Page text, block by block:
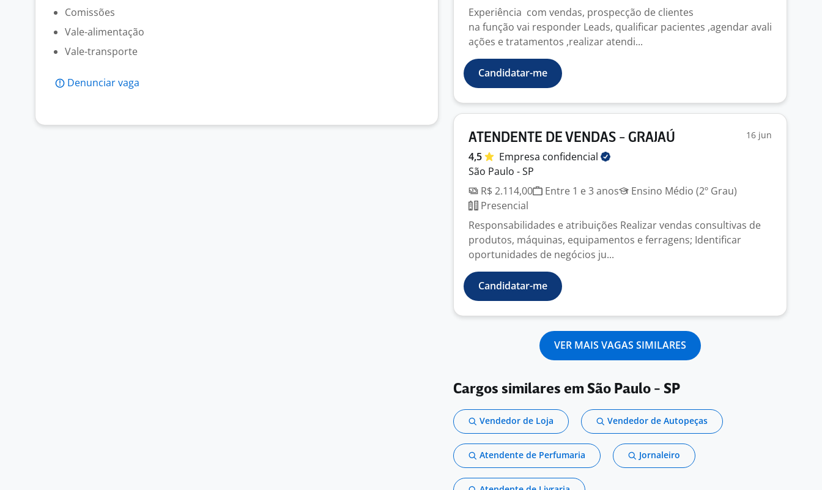
Comissões
Vale-alimentação
Vale-transporte
Denunciar vaga
Experiência com vendas, prospecção de clientes
na função vai responder Leads, qualificar pacientes ,agendar avali
ações e tratamentos ,realizar atendi...
Candidatar-me
ATENDENTE DE VENDAS - GRAJAÚ 16 jun
4,5 Empresa confidencial
São Paulo - SP
R$ 2.114,00
Entre 1 e 3 anos
Ensino Médio (2º Grau)
Presencial
Responsabilidades e atribuições Realizar vendas consultivas de
produtos, máquinas, equipamentos e ferragens; Identificar
oportunidades de negócios ju...
Candidatar-me
VER MAIS VAGAS SIMILARES
Cargos similares em São Paulo - SP
Vendedor de Loja Vendedor de Autopeças
Atendente de Perfumaria Jornaleiro